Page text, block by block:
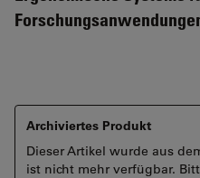
Archiviertes Produkt
Dieser Artikel wurde aus
ist nicht mehr verfügbar.